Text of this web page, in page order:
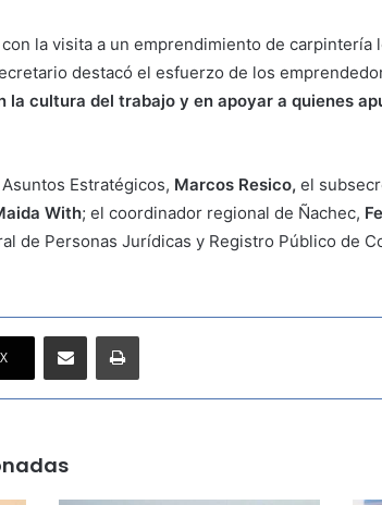
la visita a un emprendimiento de carpintería
destacó el esfuerzo de los
la cultura del trabajo y en apoyar a quienes
Estratégicos, Marcos Resico, el
With; el coordinador regional de Ñachec,
de Personas Jurídicas y Registro Público de
X